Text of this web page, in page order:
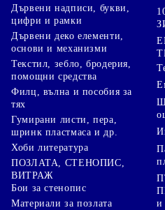
Дървени надписи, букви,
цифри и рамки
Дървени деко елементи,
основи и механизми
Текстил, зебло, бродерия,
помощни средства
Филц, вълна и пособия за
тях
Гумирани листи, пера,
шринк пластмаса и др.
Хоби литература
ПОЗЛАТА, СТЕНОПИС,
ВИТРАЖ
Бои за стенопис
Материали за позлата